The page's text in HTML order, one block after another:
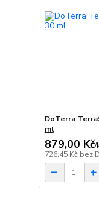
DoTerra
ml
879,00 Kč/
726,45 Kč bez